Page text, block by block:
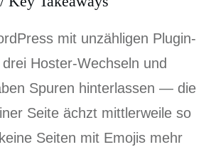
mit unzähligen Plugin-
Hoster-Wechseln und
Spuren hinterlassen — die
Seite ächzt mittlerweile so
Seiten mit Emojis mehr